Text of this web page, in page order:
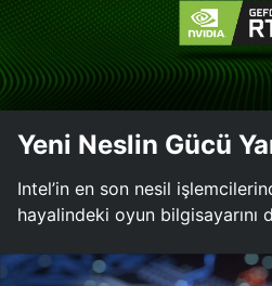
Yeni Neslin Gücü
Intel’in en son nesil
hayalindeki oyun bilgisayarını